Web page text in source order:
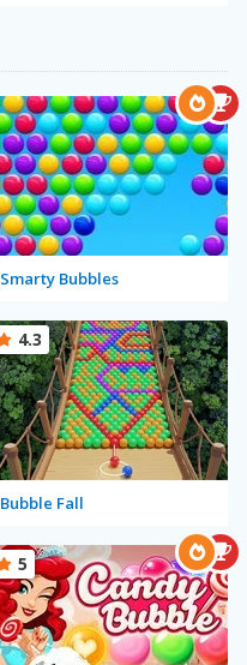
Smarty Bubbles
Bubble Fall
4.3
5